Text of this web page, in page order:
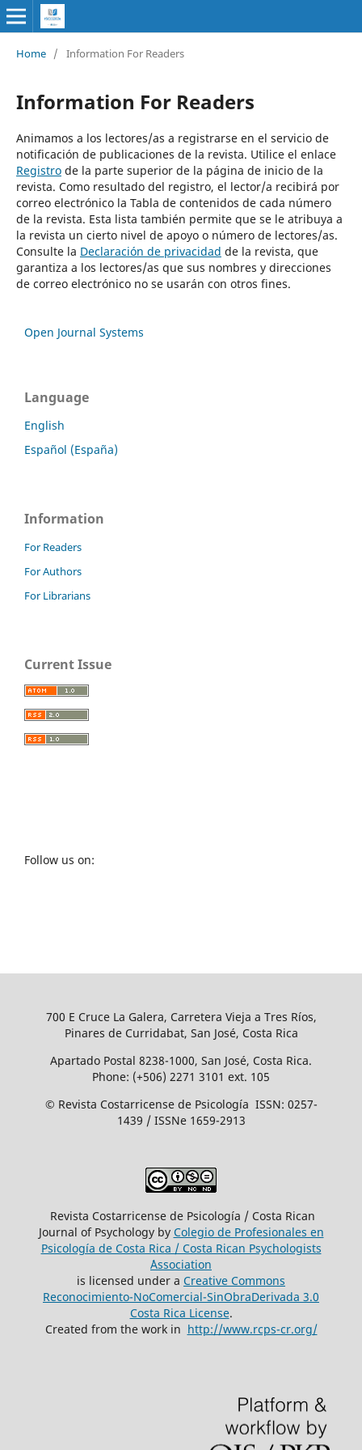
Home / Information For Readers
Information For Readers
Animamos a los lectores/as a registrarse en el servicio de
notificación de publicaciones de la revista. Utilice el enlace
Registrode la parte superior de la página de inicio de la
revista. Como resultado del registro, el lector/a recibirá por
correo electrónico la Tabla de contenidos de cada número
de la revista. Esta lista también permite que se le atribuya a
la revista un cierto nivel de apoyo o número de lectores/as.
Consulte la Declaración de privacidad de la revista, que
garantiza a los lectores/as que sus nombres y direcciones
de correo electrónico no se usarán con otros fines.
Open Journal Systems
Language
English
Español (España)
Information
For Readers
For Authors
For Librarians
Current Issue
Follow us on:
700 E Cruce La Galera, Carretera Vieja a Tres Ríos,
Pinares de Curridabat, San José, Costa Rica
Apartado Postal 8238-1000, San José, Costa Rica.
Phone: (+506) 2271 3101 ext. 105
© Revista Costarricense de Psicología ISSN: 0257-
1439 / ISSNe 1659-2913
Revista Costarricense de Psicología / Costa Rican
Journal of Psychology by Colegio de Profesionales en
Psicología de Costa Rica / Costa Rican Psychologists
´Association
is licensed under a Creative Commons
Reconocimiento-NoComercial-SinObraDerivada 3.0
Costa Rica License.
Created from the work in http://www.rcps-cr.org/